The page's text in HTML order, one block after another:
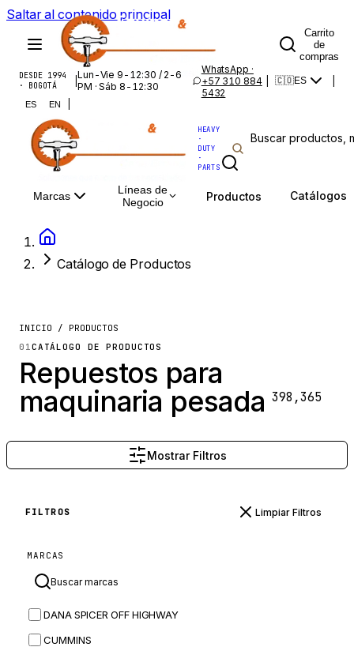
Saltar al contenido principal
Carrito
de
compras
DESDE 1994
· BOGOTÁ
Lun-Vie 9-12:30 / 2-6
PM · Sáb 8-12:30
WhatsApp ·
+57 310 884
5432
🇨🇴ES
ES EN
HEAVY
·
DUTY
·
PARTS
Marcas
Líneas de
Negocio
Productos Catálogos
Catálogo de Productos
INICIO / PRODUCTOS
01CATÁLOGO DE PRODUCTOS
Repuestos para
maquinaria pesada 398,365
Mostrar Filtros
FILTROS Limpiar Filtros
MARCAS
DANA SPICER OFF HIGHWAY
CUMMINS